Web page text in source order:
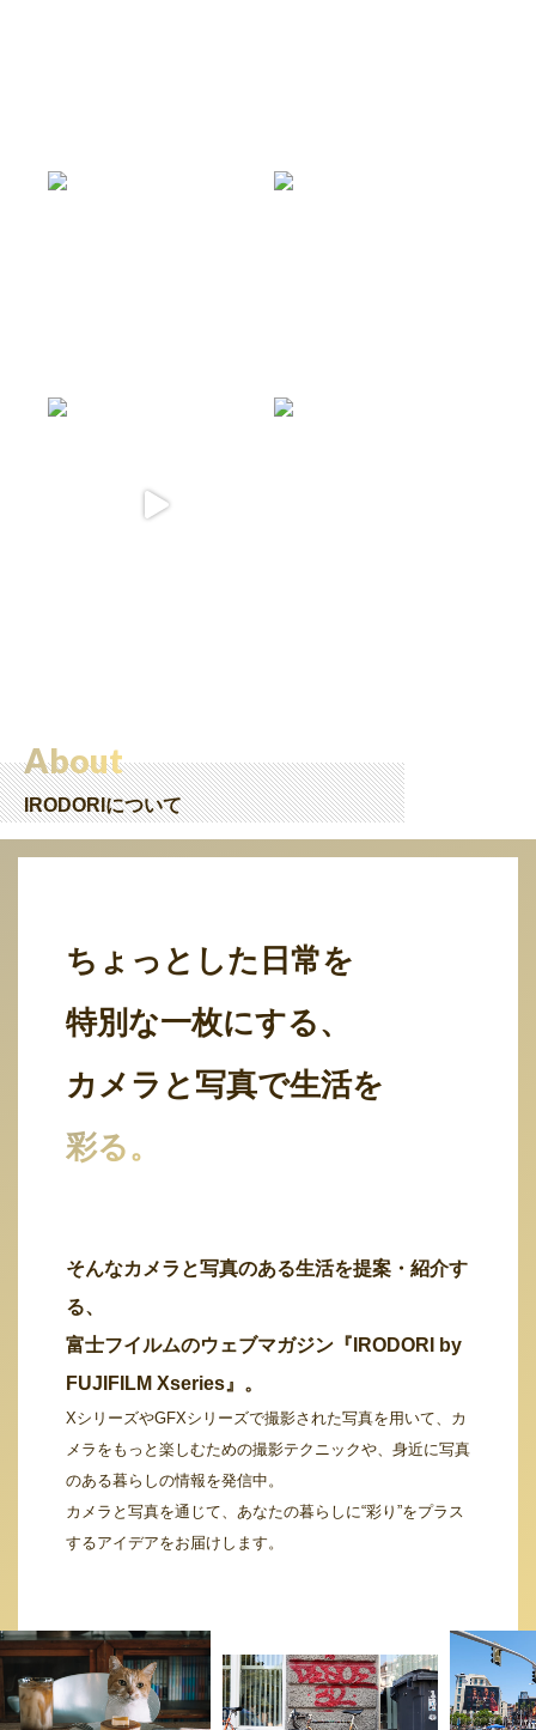
About
IRODORIについて
ちょっとした日常を
特別な一枚にする、
カメラと写真で生活を
彩る。
そんなカメラと写真のある生活を提案・紹介す
る、
富士フイルムのウェブマガジン『IRODORI by
FUJIFILM Xseries』。
XシリーズやGFXシリーズで撮影された写真を用いて、カ
メラをもっと楽しむための撮影テクニックや、身近に写真
のある暮らしの情報を発信中。
カメラと写真を通じて、あなたの暮らしに“彩り”をプラス
するアイデアをお届けします。